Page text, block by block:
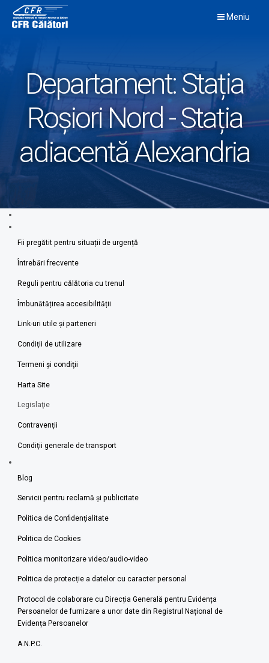
content
Meniu
Departament:Stația
Roșiori Nord - Stația
adiacentă Alexandria
Fii pregătit pentru situații de urgență
Întrebări frecvente
Reguli pentru călătoria cu trenul
Îmbunătățirea accesibilității
Link-uri utile şi parteneri
Condiţii de utilizare
Termeni şi condiţii
Harta Site
Legislaţie
Contravenţii
Condiţii generale de transport
Blog
Servicii pentru reclamă și publicitate
Politica de Confidenţialitate
Politica de Cookies
Politica monitorizare video/audio-video
Politica de protecție a datelor cu caracter personal
Protocol de colaborare cu Direcția Generală pentru Evidența
Persoanelor de furnizare a unor date din Registrul Național de
Evidența Persoanelor
A.N.P.C.